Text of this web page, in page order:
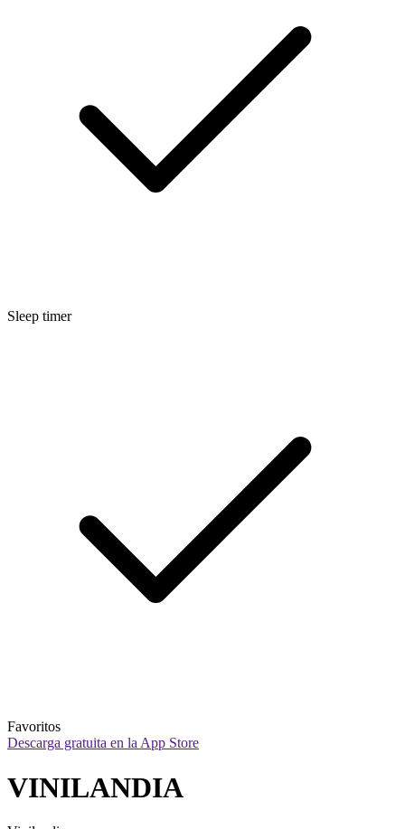
Sleep timer
Favoritos
Descarga gratuita en la App Store
VINILANDIA